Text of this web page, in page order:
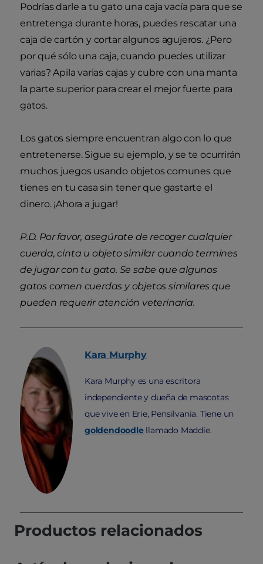
Podrías darle a tu gato una caja vacía para que se
entretenga durante horas, puedes rescatar una
caja de cartón y cortar algunos agujeros. ¿Pero
por qué sólo una caja, cuando puedes utilizar
varias? Apila varias cajas y cubre con una manta
la parte superior para crear el mejor fuerte para
gatos.
Los gatos siempre encuentran algo con lo que
entretenerse. Sigue su ejemplo, y se te ocurrirán
muchos juegos usando objetos comunes que
tienes en tu casa sin tener que gastarte el
dinero. ¡Ahora a jugar!
P.D. Por favor, asegúrate de recoger cualquier
cuerda, cinta u objeto similar cuando termines
de jugar con tu gato. Se sabe que algunos
gatos comen cuerdas y objetos similares que
pueden requerir atención veterinaria.
Kara Murphy
Kara Murphy es una escritora
independiente y dueña de mascotas
que vive en Erie, Pensilvania. Tiene un
goldendoodlellamado Maddie.
Productos relacionados